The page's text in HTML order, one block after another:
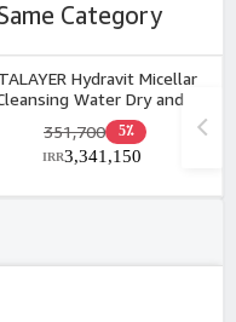
Category
Hydravit Micellar
Water Dry and
Dehydrated Skin 250ml
5٪ 351,700
3,341,150
IRR